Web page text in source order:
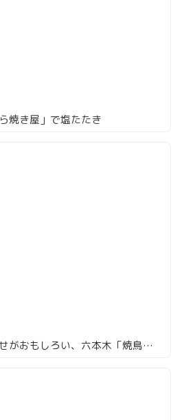
焼き屋」で塩たたき
焼鳥と割烹の組み合わせがおもしろい、六本木「焼鳥カッポウ 鳥耀」